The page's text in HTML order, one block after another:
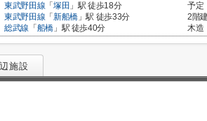
東武野田線 「 塚田 」駅 徒歩18分
東武野田線 「 新船橋」駅 徒歩33分
総武線 「 船橋」駅 徒歩40分
予定
2階
木造
施設